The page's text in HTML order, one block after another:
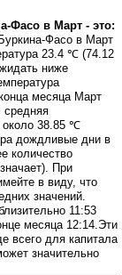
Фасо в Март - это:
Фасо в Март
23.4 ℃ (74.12
ниже
месяца Март
около 38.85 ℃
дождливые дни в
количество
). При
в виду, что
значений.
11:53
месяца 12:14.Эти
всего для капитала
значительно